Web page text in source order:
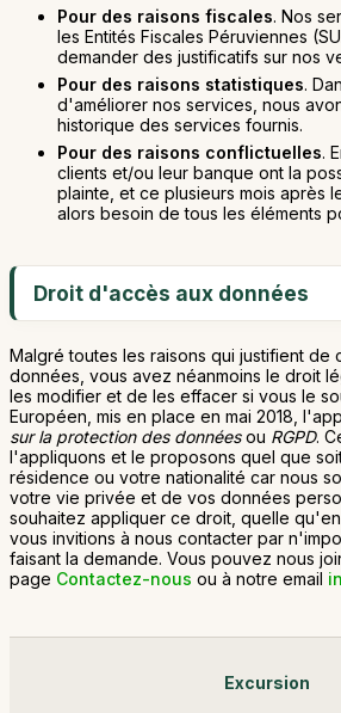
Pour des raisons fiscales. Nos
les Entités Fiscales Péruviennes
demander des justificatifs sur nos
Pour des raisons statistiques.
d'améliorer nos services, nous
historique des services fournis.
Pour des raisons conflictuelles.
clients et/ou leur banque ont la
plainte, et ce plusieurs mois après
alors besoin de tous les éléments
Droit d'accès aux données
Malgré toutes les raisons qui justifient de
données, vous avez néanmoins le droit
les modifier et de les effacer si vous le
Européen, mis en place en mai 2018,
sur la protection des donnéesou RGPD.
l'appliquons et le proposons quel que
résidence ou votre nationalité car nous
votre vie privée et de vos données
souhaitez appliquer ce droit, quelle
vous invitions à nous contacter par
faisant la demande. Vous pouvez nous
page Contactez-nous ou à notre email
Excursion